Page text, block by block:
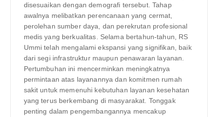
disesuaikan dengan demografi tersebut. Tahap
awalnya melibatkan perencanaan yang cermat,
perolehan sumber daya, dan perekrutan profesional
medis yang berkualitas. Selama bertahun-tahun, RS
Ummi telah mengalami ekspansi yang signifikan, baik
dari segi infrastruktur maupun penawaran layanan.
Pertumbuhan ini mencerminkan meningkatnya
permintaan atas layanannya dan komitmen rumah
sakit untuk memenuhi kebutuhan layanan kesehatan
yang terus berkembang di masyarakat. Tonggak
penting dalam pengembangannya mencakup